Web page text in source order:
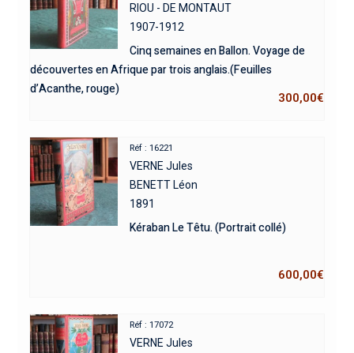
RIOU - DE MONTAUT
1907-1912
Cinq semaines en Ballon. Voyage de
découvertes en Afrique par trois anglais.(Feuilles
d’Acanthe, rouge)
300,00€
Réf : 16221
VERNE Jules
BENETT Léon
1891
Kéraban Le Têtu. (Portrait collé)
600,00€
Réf : 17072
VERNE Jules